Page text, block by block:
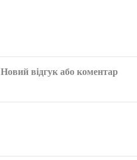
Новий відгук або коментар